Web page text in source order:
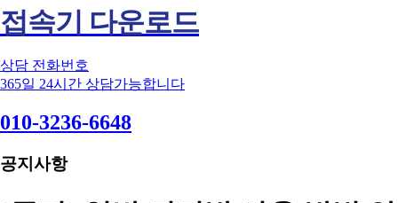
접속기 다운로드
상담 전화번호
365일 24시간 상담가능합니다
010-3236-6648
공지사항